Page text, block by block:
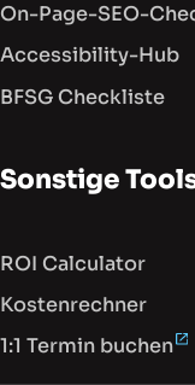
On-Page-SEO-
Accessibility-Hub
BFSG Checkliste
Sonstige
ROI Calculator
Kostenrechner
1:1 Termin buchen